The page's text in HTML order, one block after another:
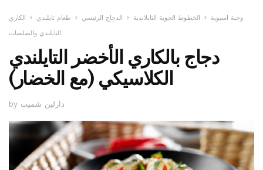
وجبة اسيوية الخطوط الجوية التايلاندية الدجاج الرئيسي طعام تايلندي
الكاري
التايلندي والصلصات
دجاج بالكاري الأخضر التايلندي
الكلاسيكي (مع الخضار)
by دارلين شميت